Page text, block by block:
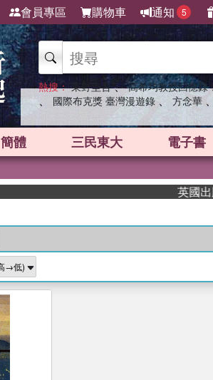
會員專區 購物車 通知 5
熱搜： 東野圭吾 、 高希均教授回憶錄
、 國際布克獎 臺灣漫遊錄 、 方念華 、
簡體 三民東大 電子書
英國出